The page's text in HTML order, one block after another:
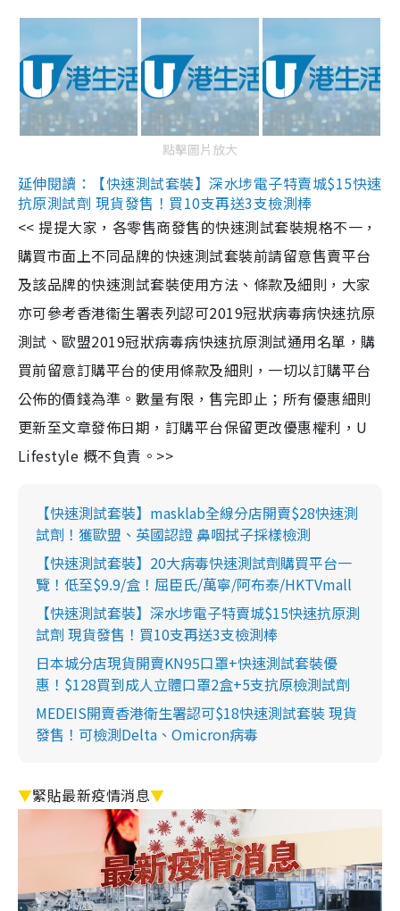
點擊圖片放大
延伸閱讀：【快速測試套裝】深水埗電子特賣城$15快速
抗原測試劑 現貨發售！買10支再送3支檢測棒
<< 提提大家，各零售商發售的快速測試套裝規格不一，
購買市面上不同品牌的快速測試套裝前請留意售賣平台
及該品牌的快速測試套裝使用方法、條款及細則，大家
亦可參考香港衞生署表列認可2019冠狀病毒病快速抗原
測試、歐盟2019冠狀病毒病快速抗原測試通用名單，購
買前留意訂購平台的使用條款及細則，一切以訂購平台
公佈的價錢為準。數量有限，售完即止；所有優惠細則
更新至文章發佈日期，訂購平台保留更改優惠權利，U
Lifestyle 概不負責。>>
【快速測試套裝】masklab全線分店開賣$28快速測
試劑！獲歐盟、英國認證 鼻咽拭子採樣檢測
【快速測試套裝】20大病毒快速測試劑購買平台一
覽！低至$9.9/盒！屈臣氏/萬寧/阿布泰/HKTVmall
【快速測試套裝】深水埗電子特賣城$15快速抗原測
試劑 現貨發售！買10支再送3支檢測棒
日本城分店現貨開賣KN95口罩+快速測試套裝優
惠！$128買到成人立體口罩2盒+5支抗原檢測試劑
MEDEIS開賣香港衛生署認可$18快速測試套裝 現貨
發售！可檢測Delta、Omicron病毒
▼緊貼最新疫情消息▼